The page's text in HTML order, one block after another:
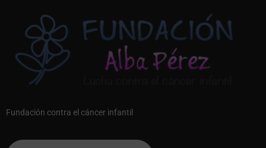
Fundación contra el cáncer infantil